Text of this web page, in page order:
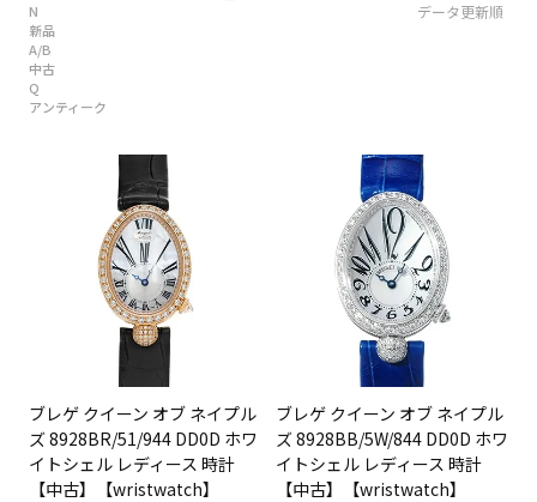
N
新品
A/B
中古
Q
アンティーク
データ更新順
ブレゲ クイーン オブ ネイプル
ズ 8928BR/51/944 DD0D ホワ
イトシェル レディース 時計
【中古】【wristwatch】
ブレゲ クイーン オブ ネイプル
ズ 8928BB/5W/844 DD0D ホワ
イトシェル レディース 時計
【中古】【wristwatch】